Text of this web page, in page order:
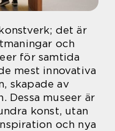
det är
och
för samtida
mest innovativa
skapade av
Dessa museer är
konst, utan
och nya